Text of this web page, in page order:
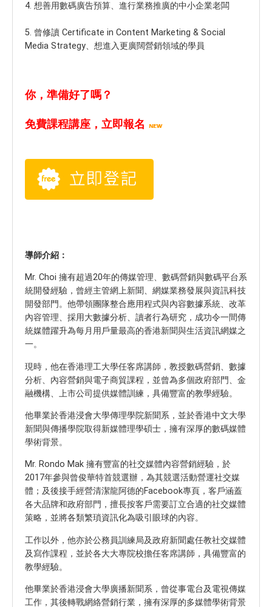
4. 想善用數碼廣告預算、進行業務推廣的中小企業老闆
5. 曾修讀 Certificate in Content Marketing & Social
Media Strategy、想進入更廣闊營銷領域的學員
你，準備好了嗎？
免費課程講座，立即報名
導師介紹：
Mr. Choi 擁有超過20年的傳媒管理、數碼營銷與數碼平台系
統開發經驗，曾經主管網上新聞、網媒業務發展與資訊科技
開發部門。他帶領團隊整合應用程式與內容數據系統、改革
內容管理、採用大數據分析、讀者行為研究，成功令一間傳
統媒體躍升為每月用戶量最高的香港新聞與生活資訊網媒之
一。
現時，他在香港理工大學任客席講師，教授數碼營銷、數據
分析、內容營銷與電子商貿課程，並曾為多個政府部門、金
融機構、上市公司提供媒體訓練，具備豐富的教學經驗。
他畢業於香港浸會大學傳理學院新聞系，並於香港中文大學
新聞與傳播學院取得新媒體理學碩士，擁有深厚的數碼媒體
學術背景。
Mr. Rondo Mak 擁有豐富的社交媒體內容營銷經驗，於
2017年參與曾俊華特首競選辦，為其競選活動營運社交媒
體；及後接手經營清潔龍阿德的Facebook專頁，客戶涵蓋
各大品牌和政府部門，擅長按客戶需要訂立合適的社交媒體
策略，並將各類繁瑣資訊化為吸引眼球的內容。
工作以外，他亦於公務員訓練局及政府新聞處任教社交媒體
及寫作課程，並於各大大專院校擔任客席講師，具備豐富的
教學經驗。
他畢業於香港浸會大學廣播新聞系，曾從事電台及電視傳媒
工作，其後轉戰網絡營銷行業，擁有深厚的多媒體學術背景